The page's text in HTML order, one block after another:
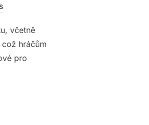
včetně
hráčům
pro